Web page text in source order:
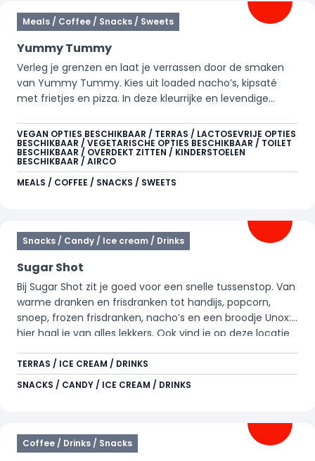
Meals / Coffee / Snacks / Sweets
Yummy Tummy
Verleg je grenzen en laat je verrassen door de smaken
van Yummy Tummy. Kies uit loaded nacho’s, kipsaté
met frietjes en pizza. In deze kleurrijke en levendige
device. Tap eenvoudig je eigen frisdrank of warme drank
in de self service module of geniet aan de bar van een
Starbucks koffie, cocktail of ander verfrissend drankje.
VEGAN OPTIES BESCHIKBAAR / TERRAS / LACTOSEVRIJE OPTIES
BESCHIKBAAR / VEGETARISCHE OPTIES BESCHIKBAAR / TOILET
BESCHIKBAAR / OVERDEKT ZITTEN / KINDERSTOELEN
BESCHIKBAAR / AIRCO
MEALS / COFFEE / SNACKS / SWEETS
Snacks / Candy / Ice cream / Drinks
Sugar Shot
Bij Sugar Shot zit je goed voor een snelle tussenstop. Van
warme dranken en frisdranken tot handijs, popcorn,
snoep, frozen frisdranken, nacho’s en een broodje Unox:
hier haal je van alles lekkers. Ook vind je op deze locatie
TERRAS / ICE CREAM / DRINKS
SNACKS / CANDY / ICE CREAM / DRINKS
Coffee / Drinks / Snacks